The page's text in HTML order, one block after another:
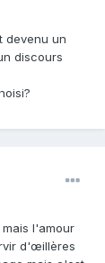
devenu un
discours
l'amour
d'œillères